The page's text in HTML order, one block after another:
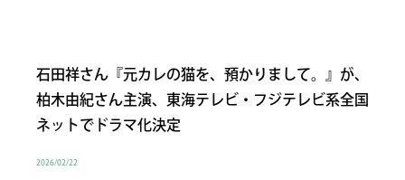
石田祥さん『元カレの猫を、預かりまして。』が、
柏木由紀さん主演、東海テレビ・フジテレビ系全国
ネットでドラマ化決定
2026/02/22